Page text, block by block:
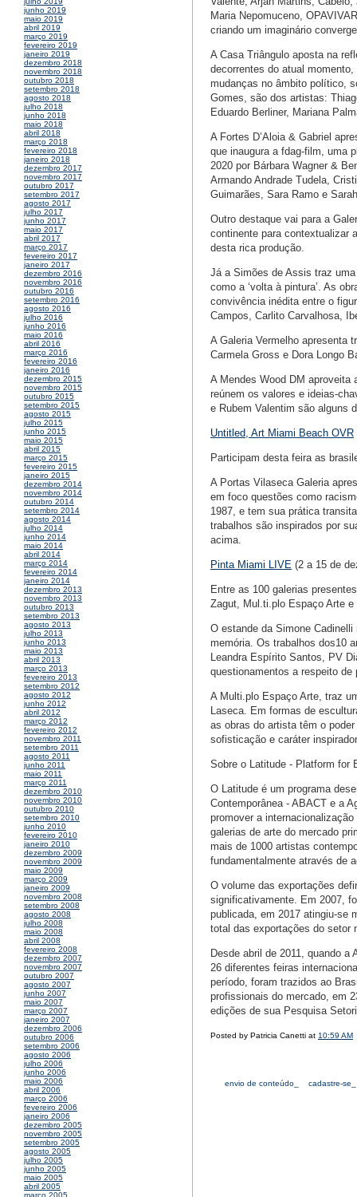
junho 2019
maio 2019
abril 2019
março 2019
fevereiro 2019
janeiro 2019
dezembro 2018
novembro 2018
outubro 2018
setembro 2018
agosto 2018
julho 2018
junho 2018
maio 2018
abril 2018
março 2018
fevereiro 2018
janeiro 2018
dezembro 2017
novembro 2017
outubro 2017
setembro 2017
agosto 2017
julho 2017
junho 2017
maio 2017
abril 2017
março 2017
fevereiro 2017
janeiro 2017
dezembro 2016
novembro 2016
outubro 2016
setembro 2016
agosto 2016
julho 2016
junho 2016
maio 2016
abril 2016
março 2016
fevereiro 2016
janeiro 2016
dezembro 2015
novembro 2015
outubro 2015
setembro 2015
agosto 2015
julho 2015
junho 2015
maio 2015
abril 2015
março 2015
fevereiro 2015
janeiro 2015
dezembro 2014
novembro 2014
outubro 2014
setembro 2014
agosto 2014
julho 2014
junho 2014
maio 2014
abril 2014
março 2014
fevereiro 2014
janeiro 2014
dezembro 2013
novembro 2013
outubro 2013
setembro 2013
agosto 2013
julho 2013
junho 2013
maio 2013
abril 2013
março 2013
fevereiro 2013
setembro 2012
agosto 2012
junho 2012
abril 2012
março 2012
fevereiro 2012
novembro 2011
setembro 2011
agosto 2011
junho 2011
maio 2011
março 2011
dezembro 2010
novembro 2010
outubro 2010
setembro 2010
junho 2010
fevereiro 2010
janeiro 2010
dezembro 2009
novembro 2009
maio 2009
março 2009
janeiro 2009
novembro 2008
setembro 2008
agosto 2008
julho 2008
maio 2008
abril 2008
fevereiro 2008
dezembro 2007
novembro 2007
outubro 2007
agosto 2007
junho 2007
maio 2007
março 2007
janeiro 2007
dezembro 2006
outubro 2006
setembro 2006
agosto 2006
julho 2006
junho 2006
maio 2006
abril 2006
março 2006
fevereiro 2006
janeiro 2006
dezembro 2005
novembro 2005
setembro 2005
agosto 2005
julho 2005
junho 2005
maio 2005
abril 2005
Maria Nepomuceno,
criando um imaginário
A Casa Triângulo aposta na
decorrentes do atual
mudanças no âmbito político,
Gomes, são dos artistas:
Eduardo Berliner, Mariana
A Fortes D’Aloia & Gabriel
que inaugura a fdag-film, uma
2020 por Bárbara Wagner &
Armando Andrade Tudela,
Guimarães, Sara Ramo e
Outro destaque vai para a
continente para contextualizar
desta rica produção.
Já a Simões de Assis traz
como a ‘volta à pintura’. As
convivência inédita entre o
Campos, Carlito Carvalhosa,
A Galeria Vermelho apresenta
Carmela Gross e Dora Longo
A Mendes Wood DM aproveita
reúnem os valores e ideias-
e Rubem Valentim são alguns
Untitled, Art Miami Beach OVR
Participam desta feira as
A Portas Vilaseca Galeria
em foco questões como
1987, e tem sua prática
trabalhos são inspirados por
acima.
Pinta Miami LIVE (2 a 15 de
Entre as 100 galerias
Zagut, Mul.ti.plo Espaço Arte
O estande da Simone Cadinelli
memória. Os trabalhos dos10
Leandra Espírito Santos, PV
questionamentos a respeito
A Multi.plo Espaço Arte, traz
Laseca. Em formas de
as obras do artista têm o
sofisticação e caráter
Sobre o Latitude - Platform for
O Latitude é um programa
Contemporânea - ABACT e a
promover a
galerias de arte do mercado
mais de 1000 artistas
fundamentalmente através de
O volume das exportações
significativamente. Em 2007,
publicada, em 2017 atingiu-se
total das exportações do setor
Desde abril de 2011, quando
26 diferentes feiras
período, foram trazidos ao
profissionais do mercado, em
edições de sua Pesquisa
Posted by Patricia Canetti at 10:59 AM
envio de conteúdo_ cadastre-se_